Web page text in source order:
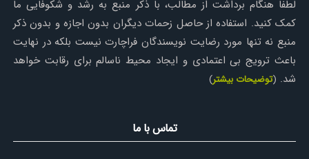
لطفا هنگام برداشت از مطالب، با ذکر منبع به رشد و شکوفایی ما
کمک کنید. استفاده از حاصل زحمات دیگران بدون اجازه و بدون ذکر
منبع نه تنها مورد رضایت نویسندگان فراچارت نیست بلکه در نهایت
باعث ترویج بی اعتمادی و ایجاد محیط ناسالم برای رقابت خواهد
شد. (توضیحات بیشتر)
تماس با ما